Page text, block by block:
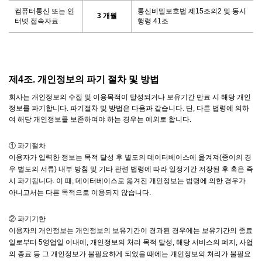
컴퓨터통신 또는 인
터넷 접속자료
3 개월
통신비밀보호법 제15조의2 및 동시
행령 41조
제4조. 개인정보의 파기 절차 및 방법
회사는 개인정보의 수집 및 이용목적이 달성되거나 보유기간 만료 시 해당 개인
정보를 파기합니다. 파기절차 및 방법은 다음과 같습니다. 단, 다른 법령에 의하
여 해당 개인정보를 보존하여야 하는 경우는 예외로 합니다.
① 파기절차
이용자가 입력한 정보는 목적 달성 후 별도의 데이터베이스에 옮겨져(종이의 경
우 별도의 서류) 내부 방침 및 기타 관련 법령에 따라 일정기간 저장된 후 혹은 즉
시 파기됩니다. 이 때, 데이터베이스로 옮겨진 개인정보는 법령에 의한 경우가
아니고서는 다른 목적으로 이용되지 않습니다.
② 파기기한
이용자의 개인정보는 개인정보의 보유기간이 경과된 경우에는 보유기간의 종료
일로부터 5영업일 이내에, 개인정보의 처리 목적 달성, 해당 서비스의 폐지, 사업
의 종료 등 그 개인정보가 불필요하게 되었을 때에는 개인정보의 처리가 불필요